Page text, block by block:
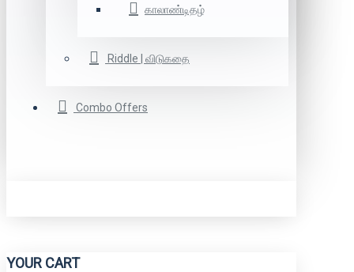
காலாண்டிதழ்
Riddle | விடுகதை
Combo Offers
YOUR CART